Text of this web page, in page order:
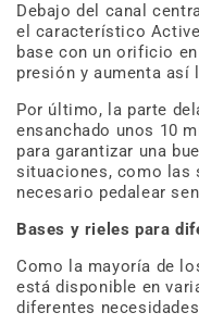
Debajo del canal
el característico
base con un orificio
presión y aumenta así
Por último, la parte
ensanchado unos 10
para garantizar una
situaciones, como las
necesario pedalear
Bases y rieles para
Como la mayoría de
está disponible en
diferentes